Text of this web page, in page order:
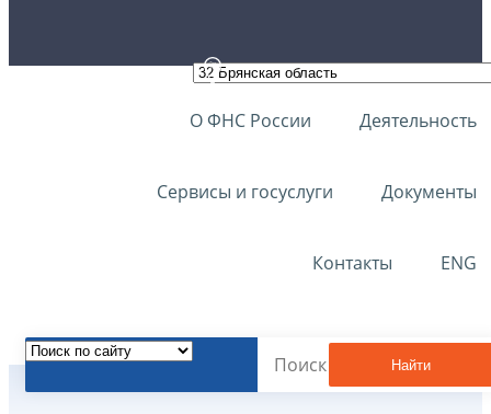
О ФНС России Деятельность
Сервисы и госуслуги Документы
Контакты ENG
Найти